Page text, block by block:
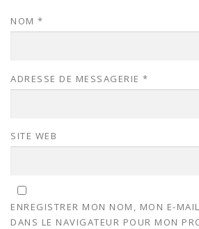
NOM *
ADRESSE DE MESSAGERIE *
SITE WEB
ENREGISTRER MON NOM, MON E-
DANS LE NAVIGATEUR POUR MON